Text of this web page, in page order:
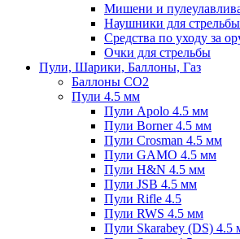
Мишени и
Наушники для стрельбы
Средства по уходу за
Очки для стрельбы
Пули, Шарики, Баллоны, Газ
Баллоны CO2
Пули 4.5 мм
Пули Apolo 4.5 мм
Пули Borner 4.5 мм
Пули Crosman 4.5 мм
Пули GAMO 4.5 мм
Пули H&N 4.5 мм
Пули JSB 4.5 мм
Пули Rifle 4.5
Пули RWS 4.5 мм
Пули Skarabey (DS) 4.5